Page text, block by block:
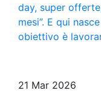
day, super
mesi”. E qui
obiettivo è
21 Mar 2026